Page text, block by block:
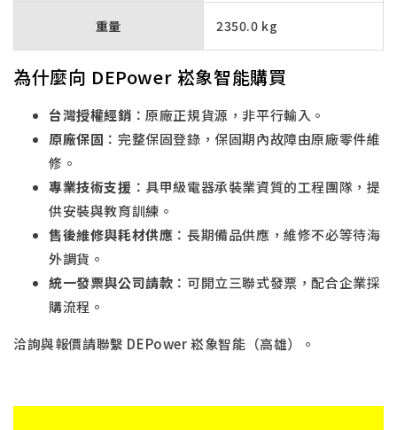
重量 2350.0 kg
為什麼向 DEPower 崧象智能購買
台灣授權經銷 ：原廠正規貨源，非平行輸入。
原廠保固 ：完整保固登錄，保固期內故障由原廠零件維
修。
專業技術支援 ：具甲級電器承裝業資質的工程團隊，提
供安裝與教育訓練。
售後維修與耗材供應 ：長期備品供應，維修不必等待海
外調貨。
統一發票與公司請款 ：可開立三聯式發票，配合企業採
購流程。
洽詢與報價請聯繫 DEPower 崧象智能（高雄）。